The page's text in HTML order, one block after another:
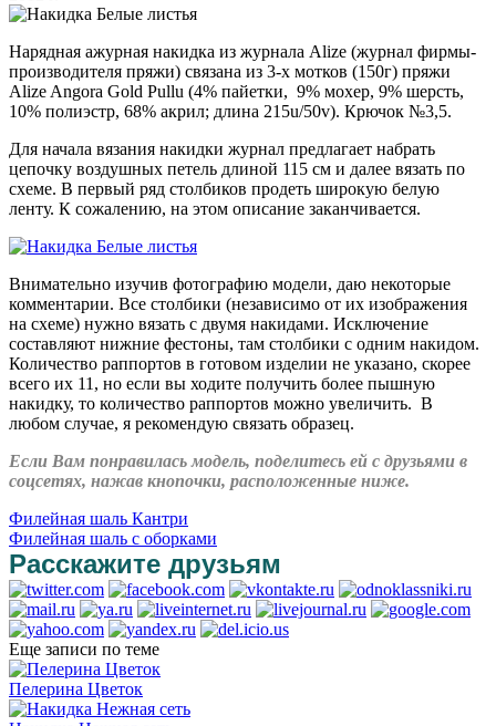
Нарядная ажурная накидка из журнала Alize (журнал фирмы-
производителя пряжи) связана из 3-х мотков (150г) пряжи
Alize Angora Gold Pullu (4% пайетки, 9% мохер, 9% шерсть,
10% полиэстр, 68% акрил; длина 215u/50v). Крючок №3,5.
Для начала вязания накидки журнал предлагает набрать
цепочку воздушных петель длиной 115 см и далее вязать по
схеме. В первый ряд столбиков продеть широкую белую
ленту. К сожалению, на этом описание заканчивается.
Внимательно изучив фотографию модели, даю некоторые
комментарии. Все столбики (независимо от их изображения
на схеме) нужно вязать с двумя накидами. Исключение
составляют нижние фестоны, там столбики с одним накидом.
Количество раппортов в готовом изделии не указано, скорее
всего их 11, но если вы ходите получить более пышную
накидку, то количество раппортов можно увеличить. В
любом случае, я рекомендую связать образец.
Если Вам понравилась модель, поделитесь ей с друзьями в
соцсетях, нажав кнопочки, расположенные ниже.
Филейная шаль Кантри
Филейная шаль с оборками
Расскажите друзьям
Еще записи по теме
Пелерина Цветок